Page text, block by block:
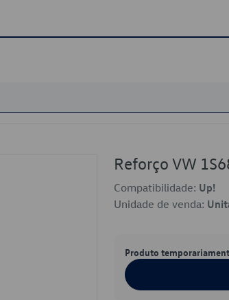
Reforço VW
Compatibilidade: Up!
Unidade de venda:
Produto